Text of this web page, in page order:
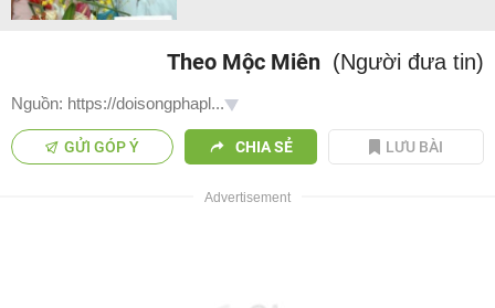
Theo Mộc Miên (Người đưa tin)
Nguồn: https://doisongphapl...
GỬI GÓP Ý CHIA SẺ LƯU BÀI